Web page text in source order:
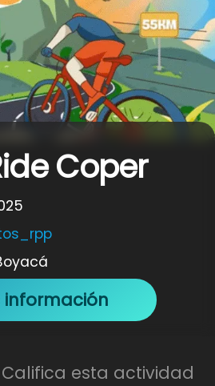
Coper
información
Califica esta actividad